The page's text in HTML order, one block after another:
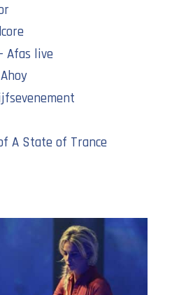
Afas live
A State of Trance